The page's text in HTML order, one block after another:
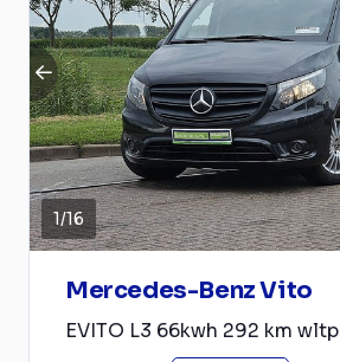
1/16
Mercedes-Benz Vito
EVITO L3 66kwh 292 km wltp